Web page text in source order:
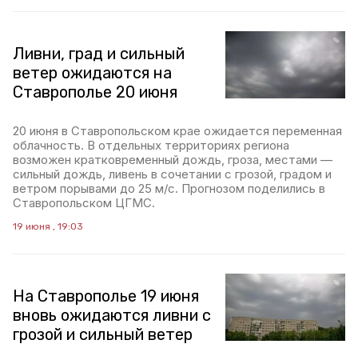
Ливни, град и сильный
ветер ожидаются на
Ставрополье 20 июня
20 июня в Ставропольском крае ожидается переменная
облачность. В отдельных территориях региона
возможен кратковременный дождь, гроза, местами —
сильный дождь, ливень в сочетании с грозой, градом и
ветром порывами до 25 м/с. Прогнозом поделились в
Ставропольском ЦГМС.
19 июня , 19:03
На Ставрополье 19 июня
вновь ожидаются ливни с
грозой и сильный ветер